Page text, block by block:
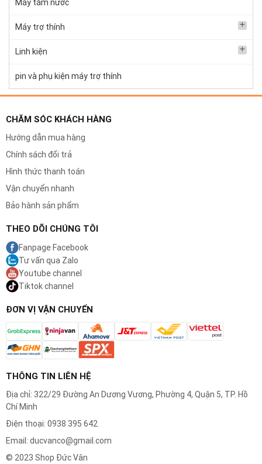
Máy tăm nước
Máy trợ thính
Linh kiện
pin và phụ kiện máy trợ thính
CHĂM SÓC KHÁCH HÀNG
Hướng dẫn mua hàng
Chính sách đổi trả
Hình thức thanh toán
Vận chuyển nhanh
Bảo hành sản phẩm
THEO DÕI CHÚNG TÔI
Fanpage Facebook
Tư vấn qua Zalo
Youtube channel
Tiktok channel
ĐƠN VỊ VẬN CHUYỂN
THÔNG TIN LIÊN HỆ
Địa chỉ: 322/29 Đường An Dương Vương, Phường 4, Quận 5, TP. Hồ
Chí Minh
Điện thoại: 0938 395 642
Email: ducvanco@gmail.com
© 2023 Shop Đức Vân